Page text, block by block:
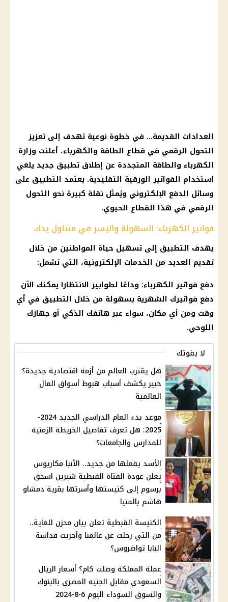
العدادات القديمة… في خطوة نوعية تهدف إلى تعزيز
التحول الرقمي في قطاع الطاقة والكهرباء، أعلنت وزارة
الكهرباء والطاقة المتجددة عن إطلاق تطبيق جديد يلغي
استخدام الفواتير الورقية التقليدية. يعتمد التطبيق على
وسائل الدفع الإلكتروني ويُمثل نقلة كبيرة نحو التحول
الرقمي في هذا القطاع الحيوي.
فواتير الكهرباء: السهولة واليسر في متناول يدك
يهدف التطبيق إلى تسهيل حياة المواطنين من خلال
تقديم العديد من الخدمات الإلكترونية، التي تشمل:
دفع فواتير الكهرباء: وداعًا لطوابير الانتظار! يمكنك الآن
دفع فواتيرك الشهرية بسهولة من خلال التطبيق في أي
وقت ومن أي مكان، سواء عبر هاتفك الذكي أو جهازك
اللوحي.
لا يفوتك
هل يقترب العالم من أزمة اقتصادية جديدة؟
خبير يكشف أسباب هبوط أسواق المال
العالمية
موعد بدء العام الدراسي الجديد 2024-
2025: هل تعرف تفاصيل الخريطة الزمنية
للمدارس والجامعات؟
الأسد يفعلها من جديد.. الأنبا مكاريوس
يعلن عودة الفتاة القبطية شيرين اسحق
برسوم إلى كنيستها وأسرتها بقرية دمشاو
هاشم بالمنيا
الكنيسة القبطية تعلن بيان محزن للغاية..
من التي رحلت عن عالمنا وأحزنت قداسة
البابا تواضروس؟
عملة المملكة وصلت كام؟ أسعار الريال
السعودي مقابل الجنيه المصري بالبنوك
والسوق السوداء اليوم 6-8-2024